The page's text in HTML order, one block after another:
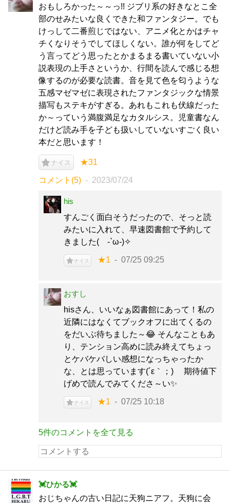
おもしろかった～～っ!! ジブリ系の好きなとこ全
部のせみたいな良くできた和ファンタジー。でも
けっして二番煎じではない、アニメ化とかはチャ
チくなりそうでしてほしくない。誰が何をしてど
う言ってどう思ったとかまるまる書いていない小
説表現の上手さというか、行間を読んで感じる想
像するのが必要な読書。音を見て色を匂うような
五感マゼマゼに表現されたファンタジックな情景
描写もステキがすぎる。あれもこれも伏線だった
か～っていう満腹満足なカタルシス。児童書なん
だけど読み手を子ども扱いしていないすごく良い
本だと思います！
ナイス ★31
コメント(5) 2023/07/24
his
すんごく面白そうだったので、そっと読
みたいに入れて、早速図書館で予約して
きました( -`ω-)✧
ナイス ★1 07/25 09:25
おすし
hisさん、いいなぁ図書館にあって！私の
近隣にはなくてブックオフに出てくるの
をだいぶ待ちました～😂 そんなこともあ
り、テンション高めに読み終えてちょっ
とケバケバしい感想になっちゃったか
な、とは思っています(´ε｀；)ゞ 期待値下
げめで読んでみてくださ～い✨
ナイス ★1 07/25 10:18
5件のコメントを全て見る
︎💓ひかる💓
おじちゃんの古い日記に天狗ニアフ。天狗に会